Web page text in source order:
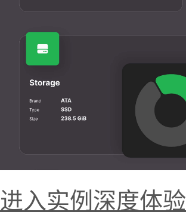
进入实例深度体验